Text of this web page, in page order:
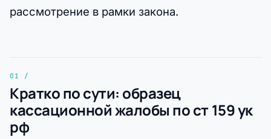
рассмотрение в рамки закона.
Кратко по сути: образец
кассационной жалобы по ст 159 ук
рф